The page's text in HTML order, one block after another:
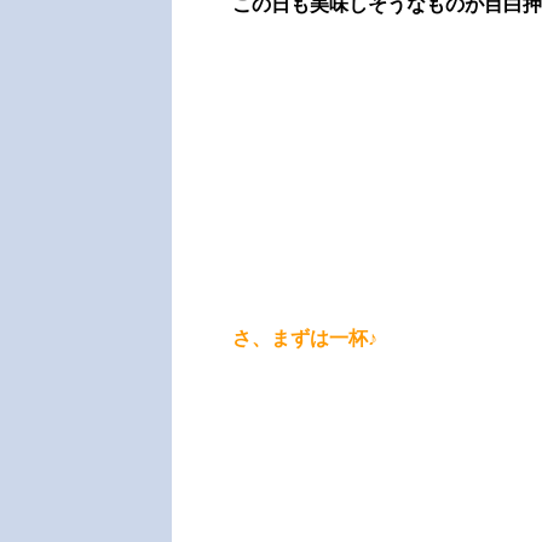
この日も美味しそうなものが目白
さ、まずは一杯♪